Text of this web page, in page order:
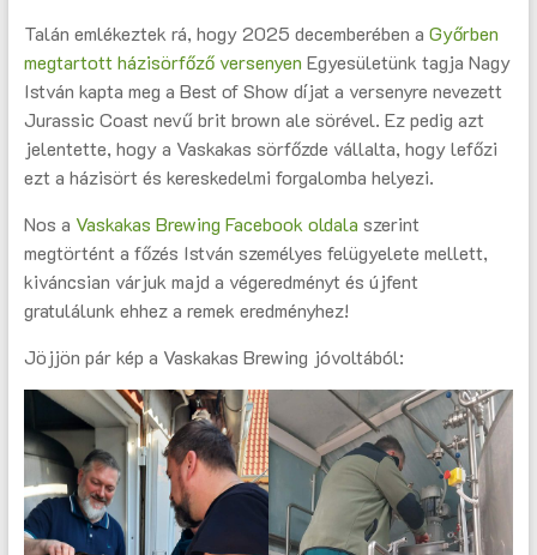
Talán emlékeztek rá, hogy 2025 decemberében a Győrben
megtartott házisörfőző versenyen Egyesületünk tagja Nagy
István kapta meg a Best of Show díjat a versenyre nevezett
Jurassic Coast nevű brit brown ale sörével. Ez pedig azt
jelentette, hogy a Vaskakas sörfőzde vállalta, hogy lefőzi
ezt a házisört és kereskedelmi forgalomba helyezi.
Nos a Vaskakas Brewing Facebook oldala szerint
megtörtént a főzés István személyes felügyelete mellett,
kiváncsian várjuk majd a végeredményt és újfent
gratulálunk ehhez a remek eredményhez!
Jöjjön pár kép a Vaskakas Brewing jóvoltából: